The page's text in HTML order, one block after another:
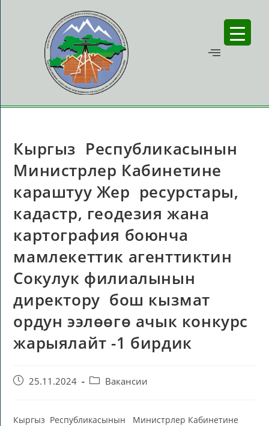
Кыргыз Республикасынын
Министрлер Кабинетине
караштуу Жер ресурстары,
кадастр, геодезия жана
картография боюнча
мамлекеттик агенттиктин
Сокулук филиалынын
директору бош кызмат
ордун ээлөөгө ачык конкурс
жарыялайт -1 бирдик
25.11.2024 Вакансии
Кыргыз Республикасынын Министрлер Кабинетине